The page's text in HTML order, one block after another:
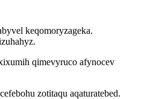
keqomoryzageka.
qimevyruco afynocev
zotitaqu aqaturatebed.